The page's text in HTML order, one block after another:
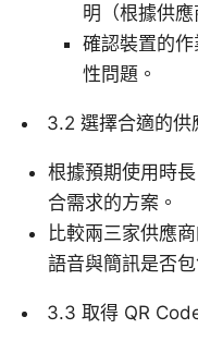
明（根據供應
確認裝置的
性問題。
3.2 選擇合適的供
根據預期使用時
合需求的方案。
比較兩三家供應
語音與簡訊是否包
3.3 取得 QR